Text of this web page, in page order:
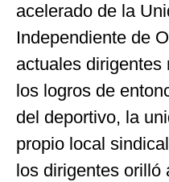
acelerado de la
Independiente de
actuales dirigentes
los logros de
del deportivo, la
propio local
los dirigentes orilló